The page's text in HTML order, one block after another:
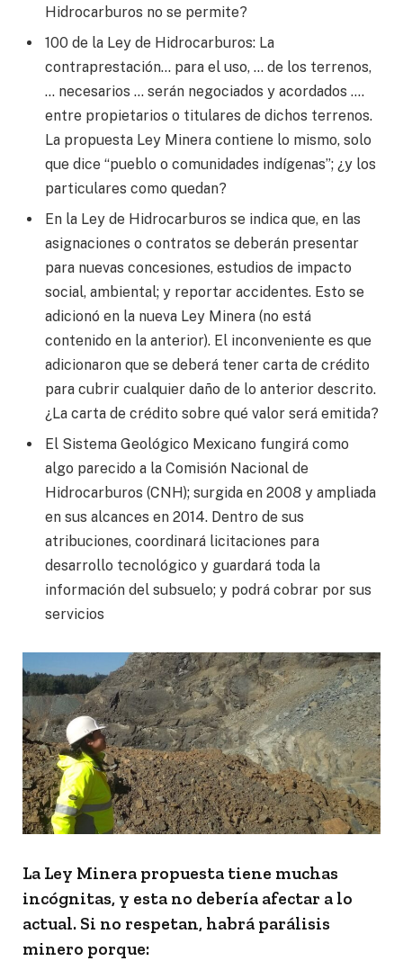
Hidrocarburos no se permite?
100 de la Ley de Hidrocarburos: La
contraprestación… para el uso, … de los terrenos,
… necesarios … serán negociados y acordados ….
entre propietarios o titulares de dichos terrenos.
La propuesta Ley Minera contiene lo mismo, solo
que dice “pueblo o comunidades indígenas”; ¿y los
particulares como quedan?
En la Ley de Hidrocarburos se indica que, en las
asignaciones o contratos se deberán presentar
para nuevas concesiones, estudios de impacto
social, ambiental; y reportar accidentes. Esto se
adicionó en la nueva Ley Minera (no está
contenido en la anterior). El inconveniente es que
adicionaron que se deberá tener carta de crédito
para cubrir cualquier daño de lo anterior descrito.
¿La carta de crédito sobre qué valor será emitida?
El Sistema Geológico Mexicano fungirá como
algo parecido a la Comisión Nacional de
Hidrocarburos (CNH); surgida en 2008 y ampliada
en sus alcances en 2014. Dentro de sus
atribuciones, coordinará licitaciones para
desarrollo tecnológico y guardará toda la
información del subsuelo; y podrá cobrar por sus
servicios
La Ley Minera propuesta tiene muchas
incógnitas, y esta no debería afectar a lo
actual. Si no respetan, habrá parálisis
minero porque: